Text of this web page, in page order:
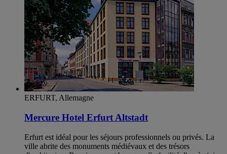
ERFURT, Allemagne
Mercure Hotel Erfurt Altstadt
Erfurt est idéal pour les séjours professionnels ou privés. La
ville abrite des monuments médiévaux et des trésors